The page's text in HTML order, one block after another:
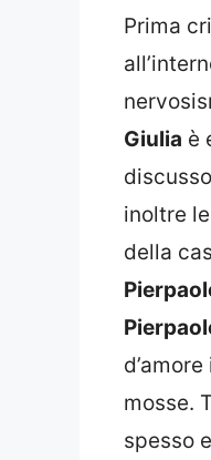
Prima
Giulia è
inoltre
della
mosse.
spesso